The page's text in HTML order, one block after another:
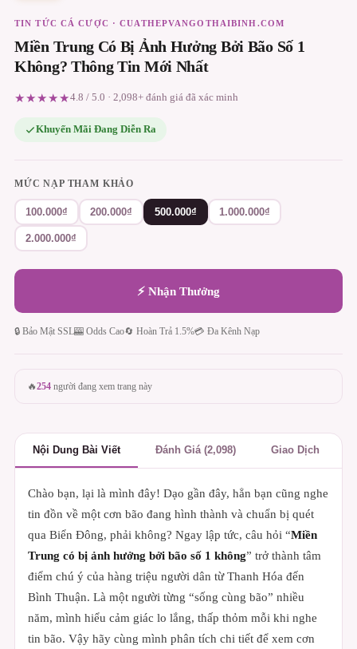
TIN TỨC CÁ CƯỢC · CUATHEPVANGOTHAIBINH.COM
Miền Trung Có Bị Ảnh Hưởng Bởi Bão Số 1
Không? Thông Tin Mới Nhất
★★★★★4.8 / 5.0 · 2,098+ đánh giá đã xác minh
Khuyến Mãi Đang Diễn Ra
MỨC NẠP THAM KHẢO
100.000₫ 200.000₫ 500.000₫ 1.000.000₫
2.000.000₫
⚡ Nhận Thưởng
🔒 Bảo Mật SSL🎰 Odds Cao🔄 Hoàn Trả 1.5%💳 Đa Kênh Nạp
🔥254 người đang xem trang này
Nội Dung Bài Viết Đánh Giá (2,098) Giao Dịch
Chào bạn, lại là mình đây! Dạo gần đây, hẳn bạn cũng nghe
tin đồn về một cơn bão đang hình thành và chuẩn bị quét
qua Biển Đông, phải không? Ngay lập tức, câu hỏi “Miền
Trung có bị ảnh hưởng bởi bão số 1 không” trở thành tâm
điểm chú ý của hàng triệu người dân từ Thanh Hóa đến
Bình Thuận. Là một người từng “sống cùng bão” nhiều
năm, mình hiểu cảm giác lo lắng, thấp thỏm mỗi khi nghe
tin bão. Vậy hãy cùng mình phân tích chi tiết để xem cơn